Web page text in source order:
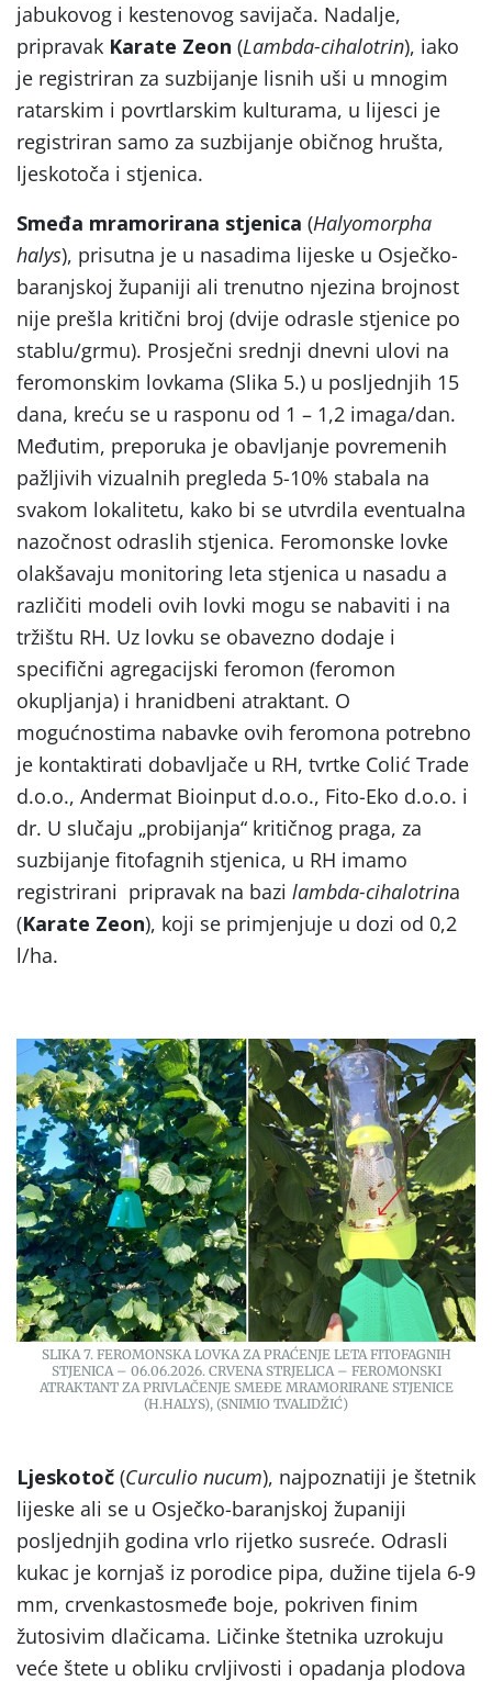
jabukovog i kestenovog savijača. Nadalje,
pripravak Karate Zeon (Lambda-cihalotrin), iako
je registriran za suzbijanje lisnih uši u mnogim
ratarskim i povrtlarskim kulturama, u lijesci je
registriran samo za suzbijanje običnog hrušta,
ljeskotoča i stjenica.
Smeđa mramorirana stjenica (Halyomorpha
halys), prisutna je u nasadima lijeske u Osječko-
baranjskoj županiji ali trenutno njezina brojnost
nije prešla kritični broj (dvije odrasle stjenice po
stablu/grmu). Prosječni srednji dnevni ulovi na
feromonskim lovkama (Slika 5.) u posljednjih 15
dana, kreću se u rasponu od 1 – 1,2 imaga/dan.
Međutim, preporuka je obavljanje povremenih
pažljivih vizualnih pregleda 5-10% stabala na
svakom lokalitetu, kako bi se utvrdila eventualna
nazočnost odraslih stjenica. Feromonske lovke
olakšavaju monitoring leta stjenica u nasadu a
različiti modeli ovih lovki mogu se nabaviti i na
tržištu RH. Uz lovku se obavezno dodaje i
specifični agregacijski feromon (feromon
okupljanja) i hranidbeni atraktant. O
mogućnostima nabavke ovih feromona potrebno
je kontaktirati dobavljače u RH, tvrtke Colić Trade
d.o.o., Andermat Bioinput d.o.o., Fito-Eko d.o.o. i
dr. U slučaju „probijanja“ kritičnog praga, za
suzbijanje fitofagnih stjenica, u RH imamo
registrirani pripravak na bazi lambda-cihalotrina
(Karate Zeon), koji se primjenjuje u dozi od 0,2
l/ha.
SLIKA 7. FEROMONSKA LOVKA ZA PRAĆENJE LETA FITOFAGNIH
STJENICA – 06.06.2026. CRVENA STRJELICA – FEROMONSKI
ATRAKTANT ZA PRIVLAČENJE SMEĐE MRAMORIRANE STJENICE
(H.HALYS), (SNIMIO T.VALIDŽIĆ)
Ljeskotoč (Curculio nucum), najpoznatiji je štetnik
lijeske ali se u Osječko-baranjskoj županiji
posljednjih godina vrlo rijetko susreće. Odrasli
kukac je kornjaš iz porodice pipa, dužine tijela 6-9
mm, crvenkastosmeđe boje, pokriven finim
žutosivim dlačicama. Ličinke štetnika uzrokuju
veće štete u obliku crvljivosti i opadanja plodova